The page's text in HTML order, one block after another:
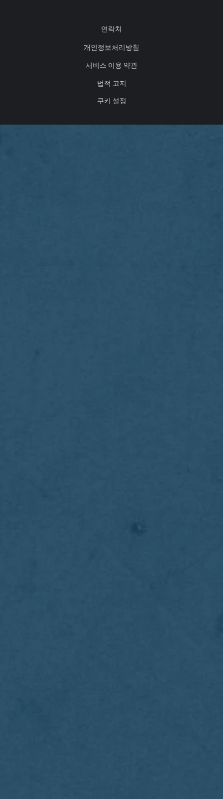
연락처
개인정보처리방침
서비스 이용 약관
법적 고지
쿠키 설정